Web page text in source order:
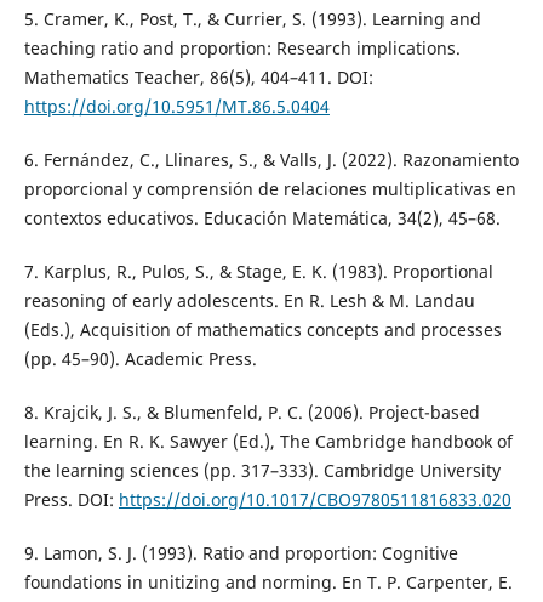
5. Cramer, K., Post, T., & Currier, S. (1993). Learning and
teaching ratio and proportion: Research implications.
Mathematics Teacher, 86(5), 404–411. DOI:
https://doi.org/10.5951/MT.86.5.0404
6. Fernández, C., Llinares, S., & Valls, J. (2022). Razonamiento
proporcional y comprensión de relaciones multiplicativas en
contextos educativos. Educación Matemática, 34(2), 45–68.
7. Karplus, R., Pulos, S., & Stage, E. K. (1983). Proportional
reasoning of early adolescents. En R. Lesh & M. Landau
(Eds.), Acquisition of mathematics concepts and processes
(pp. 45–90). Academic Press.
8. Krajcik, J. S., & Blumenfeld, P. C. (2006). Project-based
learning. En R. K. Sawyer (Ed.), The Cambridge handbook of
the learning sciences (pp. 317–333). Cambridge University
Press. DOI: https://doi.org/10.1017/CBO9780511816833.020
9. Lamon, S. J. (1993). Ratio and proportion: Cognitive
foundations in unitizing and norming. En T. P. Carpenter, E.